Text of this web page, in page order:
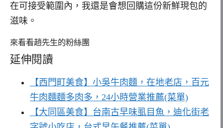
在可接受範圍內，我還是會想回購這份新鮮現包的
滋味。
來看看趙先生的粉絲團
延伸閱讀
【西門町美食】小吳牛肉麵，在地老店，百元
牛肉麵麵多肉多，24小時營業推薦(菜單)
【大同區美食】台南古早味虱目魚，迪化街老